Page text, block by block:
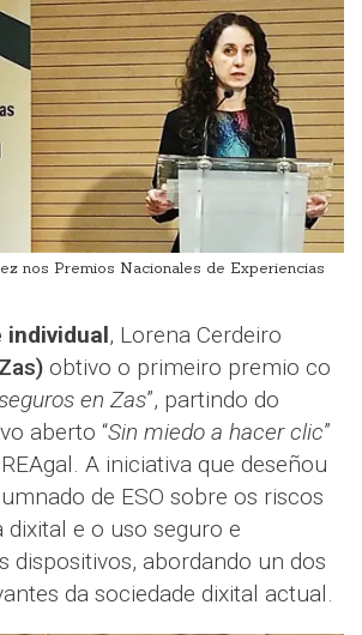
nos Premios Nacionales de Experiencias
individual, Lorena Cerdeiro
obtivo o primeiro premio co
en Zas”, partindo do
aberto “Sin miedo a hacer clic”
A iniciativa que deseñou
de ESO sobre os riscos
dixital e o uso seguro e
dispositivos, abordando un dos
da sociedade dixital actual.